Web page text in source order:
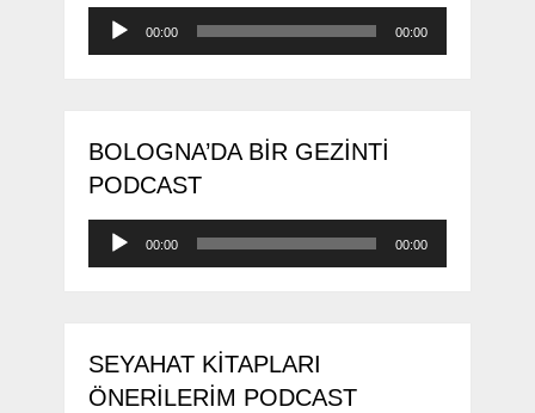
Ses
00:00 00:00
BOLOGNA’DA BIR GEZINTI
PODCAST
Ses
00:00 00:00
SEYAHAT KITAPLARI
ÖNERILERIM PODCAST